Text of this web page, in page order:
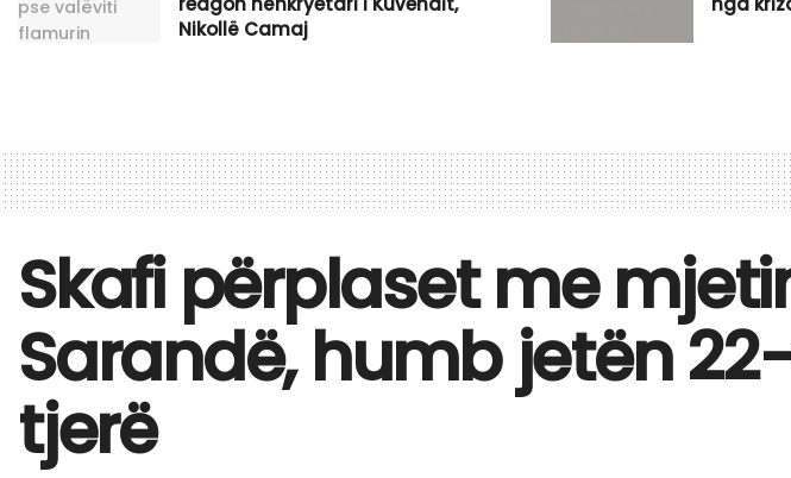
Nikollë Camaj
Skafi përplaset me
Sarandë, humb jetën
tjerë